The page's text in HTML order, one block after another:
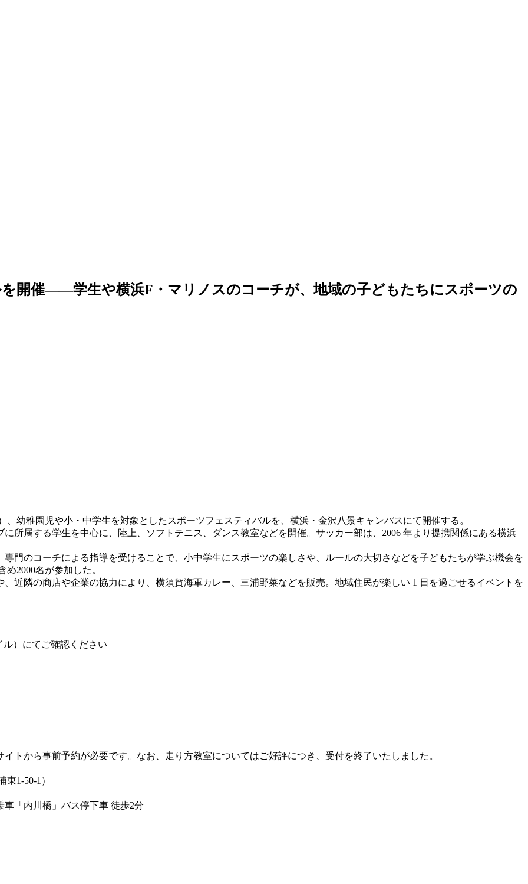
開催――学生や横浜F・マリノスのコーチが、地域の子どもたちにスポーツの
幼稚園児や小・中学生を対象としたスポーツフェスティバルを、横浜・金沢八景キャンパスにて開催する。
所属する学生を中心に、陸上、ソフトテニス、ダンス教室などを開催。サッカー部は、2006 年より提携関係にある横浜
門のコーチによる指導を受けることで、小中学生にスポーツの楽しさや、ルールの大切さなどを子どもたちが学ぶ機会を
2000名が参加した。
近隣の商店や企業の協力により、横須賀海軍カレー、三浦野菜などを販売。地域住民が楽しい 1 日を過ごせるイベントを
）にてご確認ください
から事前予約が必要です。なお、走り方教室についてはご好評につき、受付を終了いたしました。
1-50-1）
「内川橋」バス停下車 徒歩2分